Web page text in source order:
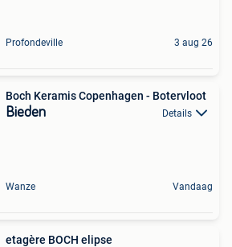
Profondeville 3 aug 26
Boch Keramis Copenhagen - Botervloot
Bieden Details
Wanze Vandaag
etagère BOCH elipse